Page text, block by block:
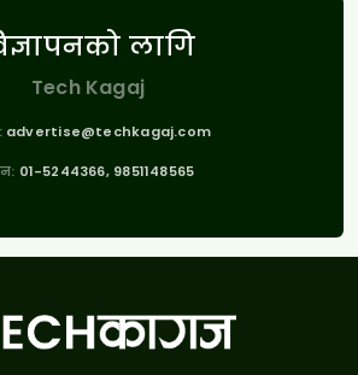
लागि
Tech Kagaj
advertise@techkagaj.com
01-5244366, 9851148565